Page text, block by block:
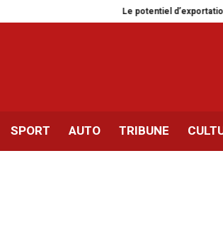
Le potentiel d’exportation tunisien
SPORT AUTO TRIBUNE